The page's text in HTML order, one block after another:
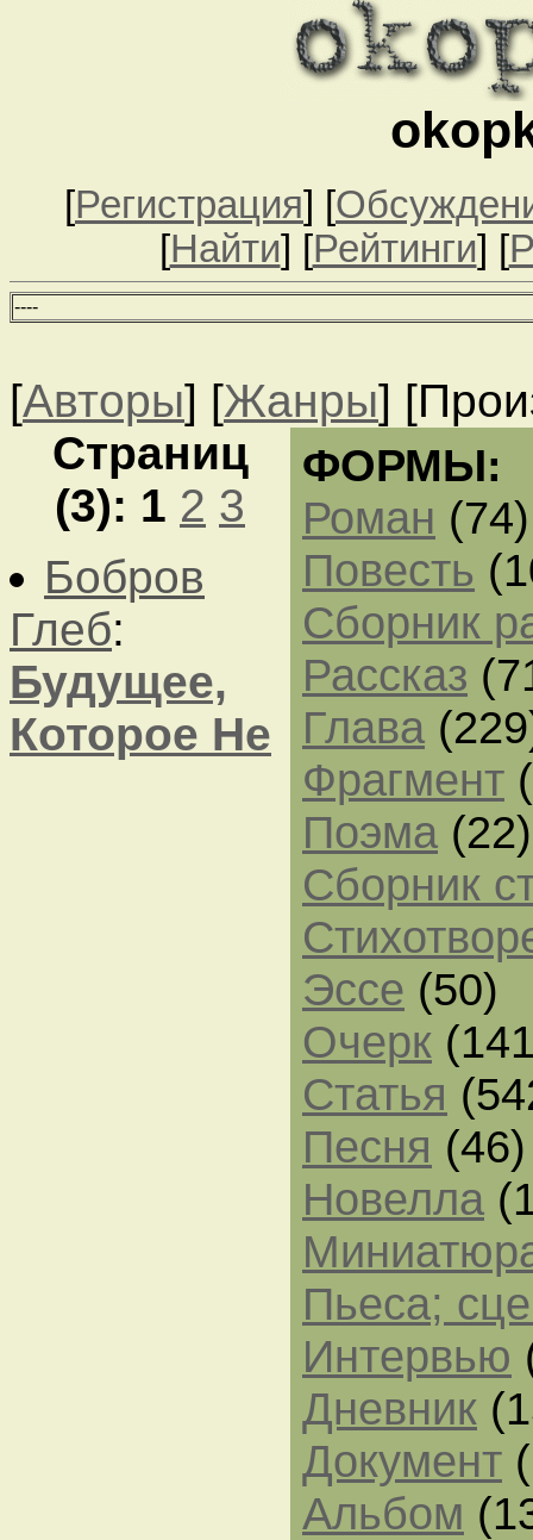
[Регистрация] [
[Найти] [Рейтинги] [
----
[Авторы] [Жанры]
ФОРМЫ:
Роман (74)
Повесть
Сборник
Рассказ
Глава
Фрагмент
Поэма (22)
Сборник
Эссе (50)
Очерк
Статья
Песня (46)
Новелла
Пьеса;
Интервью
Дневник
Документ
Альбом
Страниц
(3): 1 2 3
Бобров
Глеб:
Будущее,
Которое Не